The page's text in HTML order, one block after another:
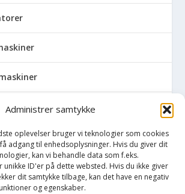
Administrer samtykke
oplevelser bruger vi teknologier som cookies
adgang til enhedsoplysninger. Hvis du giver dit
kan vi behandle data som f.eks.
ID'er på dette websted. Hvis du ikke giver
dit samtykke tilbage, kan det have en negativ
og egenskaber.